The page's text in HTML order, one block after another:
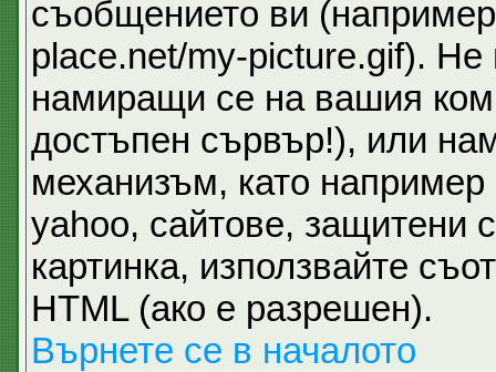
съобщението ви
place.net/my-picture.gif). Не
намиращи се на вашия
достъпен сървър!), или
механизъм, като
yahoo, сайтове, защитени
картинка, използвайте
HTML (ако е разрешен).
Върнете се в началото